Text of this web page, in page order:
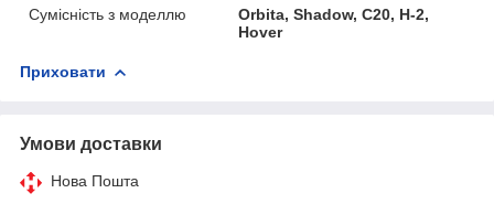
Сумісність з моделлю
Orbita, Shadow, C20, H-2,
Hover
Приховати
Умови доставки
Нова Пошта